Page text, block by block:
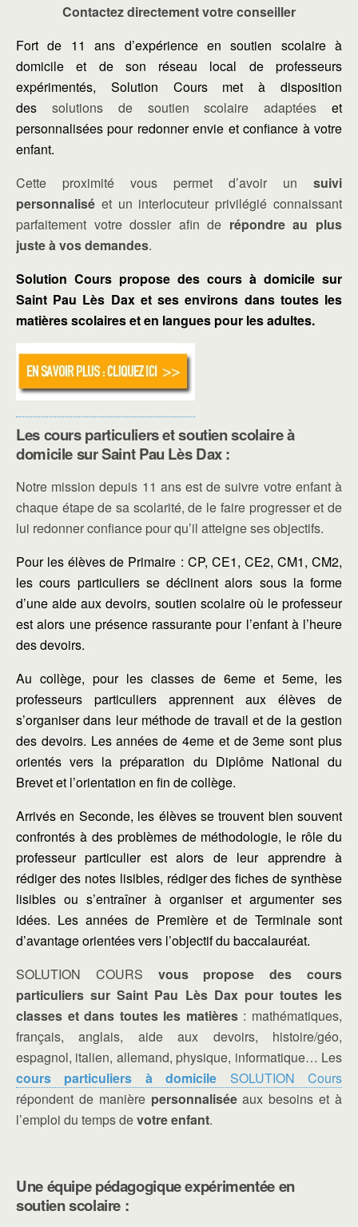
Contactez directement votre conseiller
Fort de 11 ans d’expérience en soutien scolaire à
domicile et de son réseau local de professeurs
expérimentés, Solution Cours met à disposition
des solutions de soutien scolaire adaptées et
personnalisées pour redonner envie et confiance à votre
enfant.
Cette proximité vous permet d’avoir un suivi
personnalisé et un interlocuteur privilégié connaissant
parfaitement votre dossier afin de répondre au plus
juste à vos demandes.
Solution Cours propose des cours à domicile sur
Saint Pau Lès Dax et ses environs dans toutes les
matières scolaires et en langues pour les adultes.
Les cours particuliers et soutien scolaire à
domicile sur Saint Pau Lès Dax :
Notre mission depuis 11 ans est de suivre votre enfant à
chaque étape de sa scolarité, de le faire progresser et de
lui redonner confiance pour qu’il atteigne ses objectifs.
Pour les élèves de Primaire : CP, CE1, CE2, CM1, CM2,
les cours particuliers se déclinent alors sous la forme
d’une aide aux devoirs, soutien scolaire où le professeur
est alors une présence rassurante pour l’enfant à l’heure
des devoirs.
Au collège, pour les classes de 6eme et 5eme, les
professeurs particuliers apprennent aux élèves de
s’organiser dans leur méthode de travail et de la gestion
des devoirs. Les années de 4eme et de 3eme sont plus
orientés vers la préparation du Diplôme National du
Brevet et l’orientation en fin de collège.
Arrivés en Seconde, les élèves se trouvent bien souvent
confrontés à des problèmes de méthodologie, le rôle du
professeur particulier est alors de leur apprendre à
rédiger des notes lisibles, rédiger des fiches de synthèse
lisibles ou s’entraîner à organiser et argumenter ses
idées. Les années de Première et de Terminale sont
d’avantage orientées vers l’objectif du baccalauréat.
SOLUTION COURS vous propose des
cours
particuliers sur Saint Pau Lès Dax pour toutes les
classes et dans toutes les matières: mathématiques,
français, anglais, aide aux devoirs, histoire/géo,
espagnol, italien, allemand, physique, informatique… Les
cours particuliers à domicile SOLUTION Cours
répondent de manière personnaliséeaux besoins et à
l’emploi du temps devotre enfant.
Une équipe pédagogique expérimentée en
soutien scolaire :